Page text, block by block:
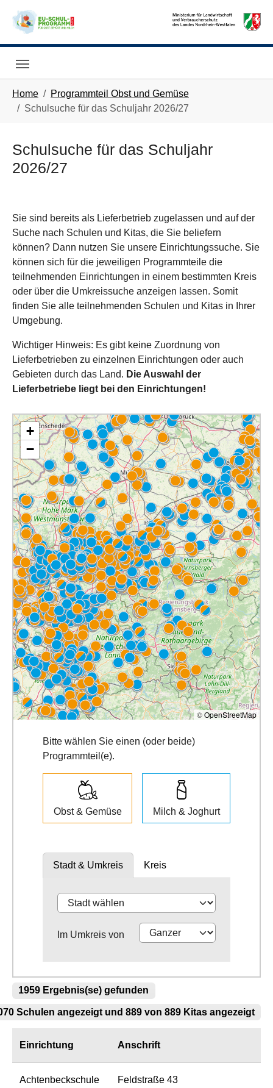
Home
Programmteil Obst und Gemüse
Schulsuche für das Schuljahr 2026/27
Schulsuche für das Schuljahr
2026/27
Sie sind bereits als Lieferbetrieb zugelassen und auf der
Suche nach Schulen und Kitas, die Sie beliefern
können? Dann nutzen Sie unsere Einrichtungssuche. Sie
können sich für die jeweiligen Programmteile die
teilnehmenden Einrichtungen in einem bestimmten Kreis
oder über die Umkreissuche anzeigen lassen. Somit
finden Sie alle teilnehmenden Schulen und Kitas in Ihrer
Umgebung.
Wichtiger Hinweis: Es gibt keine Zuordnung von
Lieferbetrieben zu einzelnen Einrichtungen oder auch
Gebieten durch das Land. Die Auswahl der
Lieferbetriebe liegt bei den Einrichtungen!
Bitte wählen Sie einen (oder beide)
Programmteil(e).
Obst & Gemüse Milch & Joghurt
Stadt & Umkreis Kreis
Im Umkreis von
+
−
©OpenStreetMap
1959 Ergebnis(se) gefunden
Schulen angezeigt und 889 von 889 Kitas angezeigt
Einrichtung Anschrift
Achtenbeckschule
Feldstraße 43